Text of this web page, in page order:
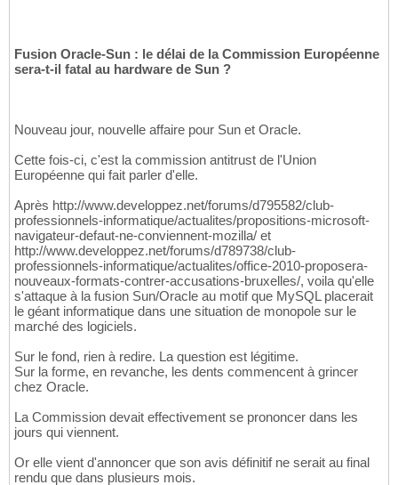
Fusion Oracle-Sun : le délai de la Commission Européenne
sera-t-il fatal au hardware de Sun ?
Nouveau jour, nouvelle affaire pour Sun et Oracle.
Cette fois-ci, c'est la commission antitrust de l'Union
Européenne qui fait parler d'elle.
Après http://www.developpez.net/forums/d795582/club-
professionnels-informatique/actualites/propositions-microsoft-
navigateur-defaut-ne-conviennent-mozilla/ et
http://www.developpez.net/forums/d789738/club-
professionnels-informatique/actualites/office-2010-proposera-
nouveaux-formats-contrer-accusations-bruxelles/, voila qu'elle
s'attaque à la fusion Sun/Oracle au motif que MySQL placerait
le géant informatique dans une situation de monopole sur le
marché des logiciels.
Sur le fond, rien à redire. La question est légitime.
Sur la forme, en revanche, les dents commencent à grincer
chez Oracle.
La Commission devait effectivement se prononcer dans les
jours qui viennent.
Or elle vient d'annoncer que son avis définitif ne serait au final
rendu que dans plusieurs mois.